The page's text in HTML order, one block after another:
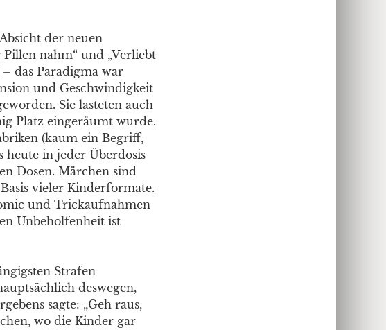
der neuen
nahm“ und „Verliebt
das Paradigma war
und Geschwindigkeit
Sie lasteten auch
Platz eingeräumt wurde.
(kaum ein Begriff,
heute in jeder Überdosis
Dosen. Märchen sind
vieler Kinderformate.
und Trickaufnahmen
Unbeholfenheit ist
Strafen
deswegen,
sagte: „Geh raus,
wo die Kinder gar